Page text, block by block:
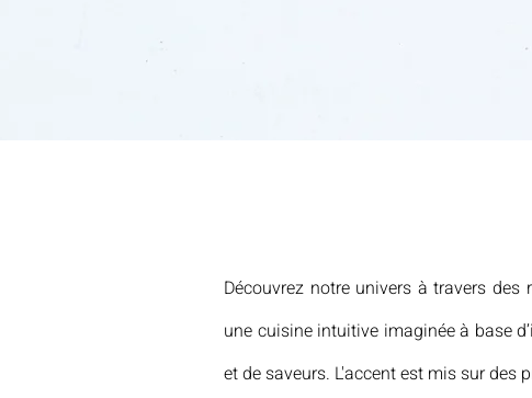
Découvrez notre univers à travers
une cuisine intuitive imaginée à base
et de saveurs. L'accent est mis sur